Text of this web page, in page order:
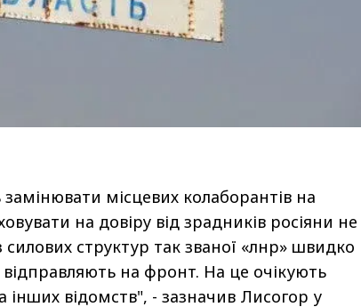
місцевих колаборантів на
на довіру від зрадників росіяни не
структур так званої «лнр» швидко
на фронт. На це очікують
інших відомств", - зазначив Лисогор у